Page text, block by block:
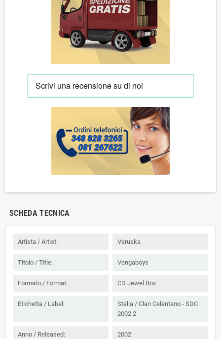
SCHEDA TECNICA
Artista / Artist: Veruska ‎‎
Titolo / Title: Vengaboys
Formato / Format: CD Jewel Box
Etichetta / Label:
Stella / Clan Celentano - ‎SDC
2002 2
Anno / Released: 2002